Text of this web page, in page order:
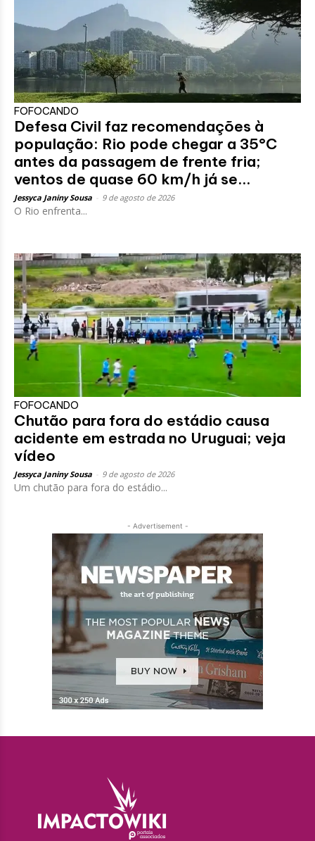
FOFOCANDO
Defesa Civil faz recomendações à
população: Rio pode chegar a 35°C
antes da passagem de frente fria;
ventos de quase 60 km/h já se...
Jessyca Janiny Sousa 9 de agosto de 2026
O Rio enfrenta...
FOFOCANDO
Chutão para fora do estádio causa
acidente em estrada no Uruguai; veja
vídeo
Jessyca Janiny Sousa 9 de agosto de 2026
Um chutão para fora do estádio...
- Advertisement -